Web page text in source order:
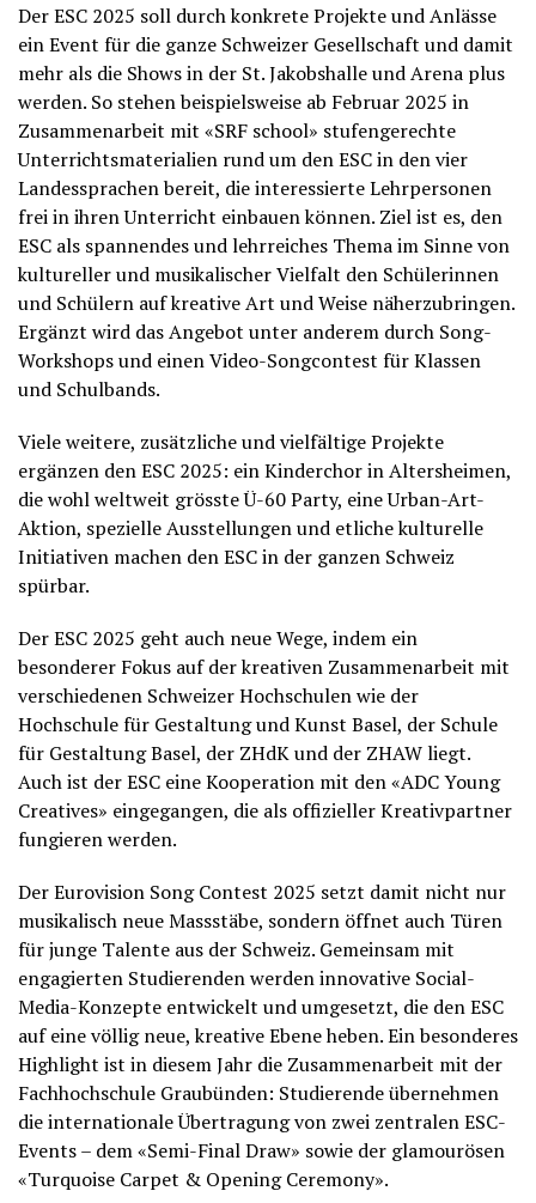
Der ESC 2025 soll durch konkrete Projekte und Anlässe
ein Event für die ganze Schweizer Gesellschaft und damit
mehr als die Shows in der St. Jakobshalle und Arena plus
werden. So stehen beispielsweise ab Februar 2025 in
Zusammenarbeit mit «SRF school» stufengerechte
Unterrichtsmaterialien rund um den ESC in den vier
Landessprachen bereit, die interessierte Lehrpersonen
frei in ihren Unterricht einbauen können. Ziel ist es, den
ESC als spannendes und lehrreiches Thema im Sinne von
kultureller und musikalischer Vielfalt den Schülerinnen
und Schülern auf kreative Art und Weise näherzubringen.
Ergänzt wird das Angebot unter anderem durch Song-
Workshops und einen Video-Songcontest für Klassen
und Schulbands.
Viele weitere, zusätzliche und vielfältige Projekte
ergänzen den ESC 2025: ein Kinderchor in Altersheimen,
die wohl weltweit grösste Ü-60 Party, eine Urban-Art-
Aktion, spezielle Ausstellungen und etliche kulturelle
Initiativen machen den ESC in der ganzen Schweiz
spürbar.
Der ESC 2025 geht auch neue Wege, indem ein
besonderer Fokus auf der kreativen Zusammenarbeit mit
verschiedenen Schweizer Hochschulen wie der
Hochschule für Gestaltung und Kunst Basel, der Schule
für Gestaltung Basel, der ZHdK und der ZHAW liegt.
Auch ist der ESC eine Kooperation mit den «ADC Young
Creatives» eingegangen, die als offizieller Kreativpartner
fungieren werden.
Der Eurovision Song Contest 2025 setzt damit nicht nur
musikalisch neue Massstäbe, sondern öffnet auch Türen
für junge Talente aus der Schweiz. Gemeinsam mit
engagierten Studierenden werden innovative Social-
Media-Konzepte entwickelt und umgesetzt, die den ESC
auf eine völlig neue, kreative Ebene heben. Ein besonderes
Highlight ist in diesem Jahr die Zusammenarbeit mit der
Fachhochschule Graubünden: Studierende übernehmen
die internationale Übertragung von zwei zentralen ESC-
Events – dem «Semi-Final Draw» sowie der glamourösen
«Turquoise Carpet & Opening Ceremony».